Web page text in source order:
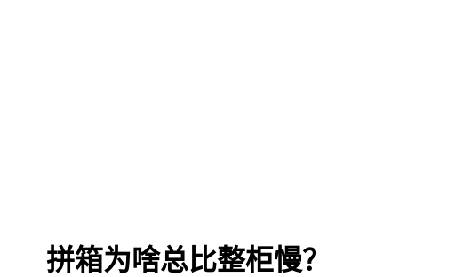
拼箱为啥总比整柜慢？